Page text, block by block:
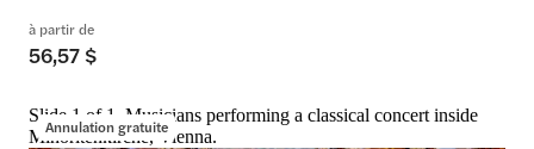
à partir de
56,57 $
Annulation gratuite
Slide 1 of 1, Musicians performing a classical concert inside
Minoritenkirche, Vienna.